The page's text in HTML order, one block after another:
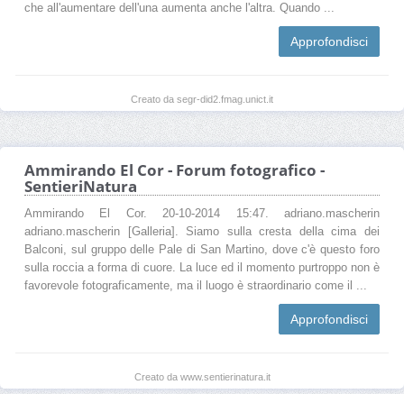
che all'aumentare dell'una aumenta anche l'altra. Quando ...
Approfondisci
Creato da segr-did2.fmag.unict.it
Ammirando El Cor - Forum fotografico -
SentieriNatura
Ammirando El Cor. 20-10-2014 15:47. adriano.mascherin
adriano.mascherin [Galleria]. Siamo sulla cresta della cima dei
Balconi, sul gruppo delle Pale di San Martino, dove c'è questo foro
sulla roccia a forma di cuore. La luce ed il momento purtroppo non è
favorevole fotograficamente, ma il luogo è straordinario come il ...
Approfondisci
Creato da www.sentierinatura.it